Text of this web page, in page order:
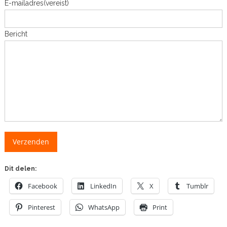
E-mailadres(vereist)
Bericht
Verzenden
Dit delen:
Facebook LinkedIn X Tumblr
Pinterest WhatsApp Print